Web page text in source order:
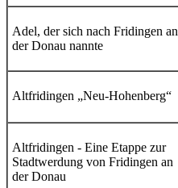
Adel, der sich nach Fridingen an
der Donau nannte
Altfridingen „Neu-Hohenberg“
Altfridingen - Eine Etappe zur
Stadtwerdung von Fridingen an
der Donau